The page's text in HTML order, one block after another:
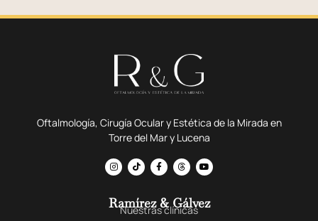
Oftalmología, Cirugía Ocular y Estética de la Mirada en
Torre del Mar y Lucena
Ramírez & Gálvez
Nuestras clínicas